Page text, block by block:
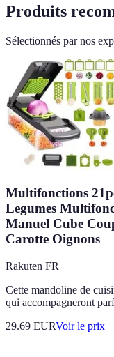
Produits
Sélectionnés par nos
Multifonctions
Legumes
Manuel Cube
Carotte Oignons
Rakuten FR
Cette mandoline de
qui accompagneront
29.69 EURVoir le prix